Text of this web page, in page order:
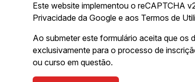
Este website implementou o reCAPTCHA
Privacidade da Google e aos Termos de
Ao submeter este formulário aceita que os
exclusivamente para o processo de
ou curso em questão.